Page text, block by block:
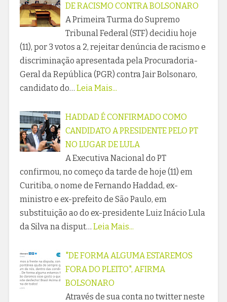
DE RACISMO CONTRA BOLSONARO
A Primeira Turma do Supremo
Tribunal Federal (STF) decidiu hoje
(11), por 3 votos a 2, rejeitar denúncia de racismo e
discriminação apresentada pela Procuradoria-
Geral da República (PGR) contra Jair Bolsonaro,
candidato do… Leia Mais...
HADDAD É CONFIRMADO COMO
CANDIDATO A PRESIDENTE PELO PT
NO LUGAR DE LULA
A Executiva Nacional do PT
confirmou, no começo da tarde de hoje (11) em
Curitiba, o nome de Fernando Haddad, ex-
ministro e ex-prefeito de São Paulo, em
substituição ao do ex-presidente Luiz Inácio Lula
da Silva na disput… Leia Mais...
"DE FORMA ALGUMA ESTAREMOS
FORA DO PLEITO", AFIRMA
BOLSONARO
Através de sua conta no twitter neste